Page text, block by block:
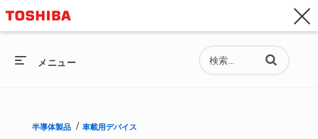
総合トップ
セミコンダクター
メニュー 動画の検索語句
半導体製品 / 車載用デバイス